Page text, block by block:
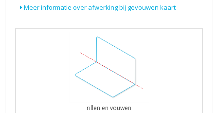
Meer informatie over afwerking bij gevouwen kaart
rillen en vouwen